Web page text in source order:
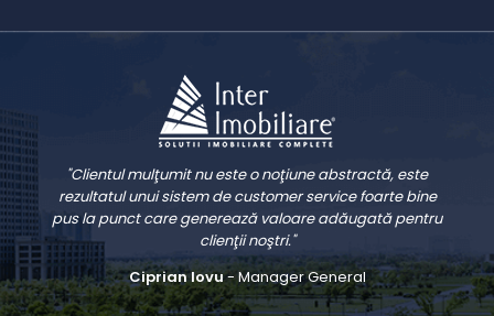
"Clientul mulţumit nu este o noţiune abstractă, este
rezultatul unui sistem de customer service foarte bine
pus la punct care generează valoare adăugată pentru
clienţii noştri."
Ciprian Iovu- Manager General